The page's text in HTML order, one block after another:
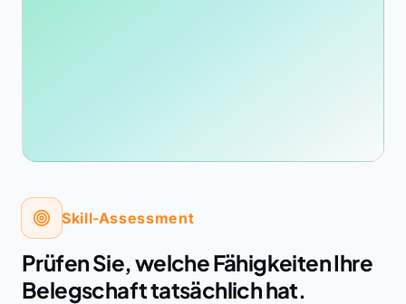
Skill-Assessment
Prüfen Sie, welche Fähigkeiten Ihre
Belegschaft tatsächlich hat.